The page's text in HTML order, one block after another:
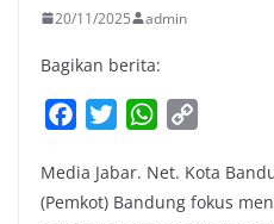
20/11/2025 admin
Bagikan berita:
c
e
i
t
W
a
t
p
y
Media Jabar. Net. Kota
(Pemkot) Bandung fokus